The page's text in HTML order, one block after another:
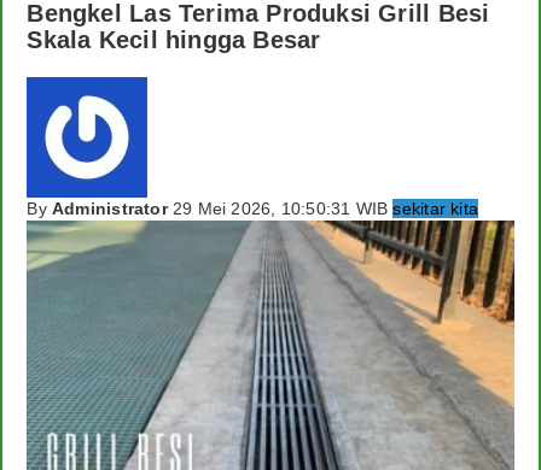
Ekonomi
Teknologi
Internasional
Berita Foto
Agenda
Layanan Kami
Spesialis Pintu Besi
Bengkel Las Terima Produksi Grill Besi
Skala Kecil hingga Besar
ByAdministrator 29 Mei 2026, 10:50:31 WIBsekitar kita